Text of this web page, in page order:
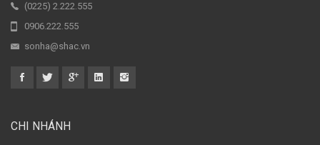
(0225) 2.222.555
0906.222.555
sonha@shac.vn
CHI NHÁNH